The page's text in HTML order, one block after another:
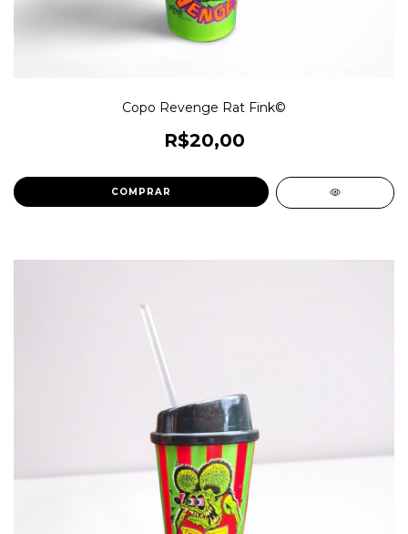
Copo Revenge Rat Fink©
R$20,00